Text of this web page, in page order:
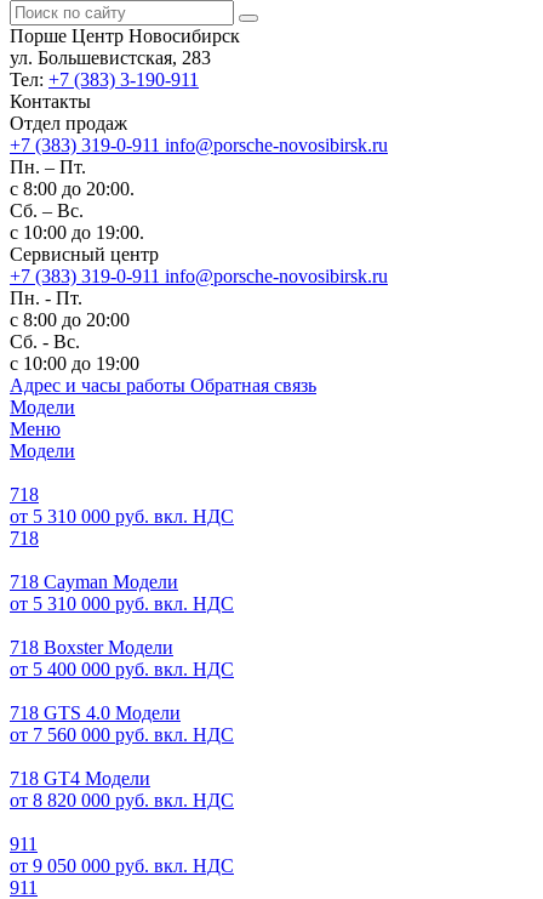
Порше Центр Новосибирск
ул. Большевистская, 283
Тел: +7 (383) 3-190-911
Контакты
Отдел продаж
+7 (383) 319-0-911 info@porsche-novosibirsk.ru
Пн. – Пт.
с 8:00 до 20:00.
Сб. – Вс.
с 10:00 до 19:00.
Сервисный центр
+7 (383) 319-0-911 info@porsche-novosibirsk.ru
Пн. - Пт.
с 8:00 до 20:00
Сб. - Вс.
с 10:00 до 19:00
Адрес и часы работы Обратная связь
Модели
Меню
Модели
718
от 5 310 000 руб. вкл. НДС
718
718 Cayman Модели
от 5 310 000 руб. вкл. НДС
718 Boxster Модели
от 5 400 000 руб. вкл. НДС
718 GTS 4.0 Модели
от 7 560 000 руб. вкл. НДС
718 GT4 Модели
от 8 820 000 руб. вкл. НДС
911
от 9 050 000 руб. вкл. НДС
911